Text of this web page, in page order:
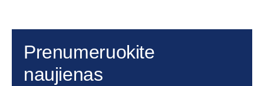
Prenumeruokite
naujienas